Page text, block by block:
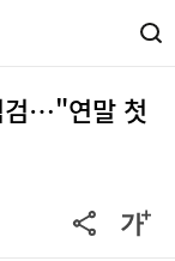
검…"연말 첫